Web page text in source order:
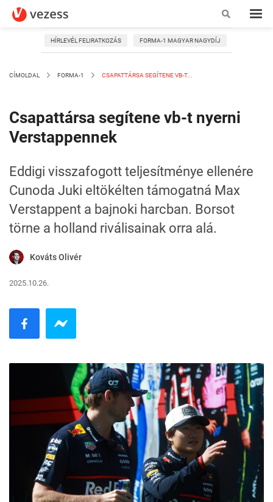
HÍRLEVÉL FELIRATKOZÁS FORMA-1 MAGYAR NAGYDÍJ
CÍMOLDAL FORMA-1 CSAPATTÁRSA SEGÍTENE VB-T...
Csapattársa segítene vb-t nyerni
Verstappennek
Eddigi visszafogott teljesítménye ellenére
Cunoda Juki eltökélten támogatná Max
Verstappent a bajnoki harcban. Borsot
törne a holland riválisainak orra alá.
Kováts Olivér
2025.10.26.